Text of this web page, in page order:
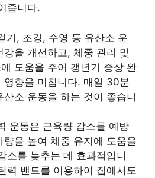
줍니다.
기, 조깅, 수영 등 유산소 운
강을 개선하고, 체중 관리 및
도움을 주어 갱년기 증상 완
영향을 미칩니다. 매일 30분
산소 운동을 하는 것이 좋습니
운동은 근육량 감소를 예방
량을 높여 체중 유지에 도움을
소를 늦추는 데 효과적입니
력 밴드를 이용하여 집에서도